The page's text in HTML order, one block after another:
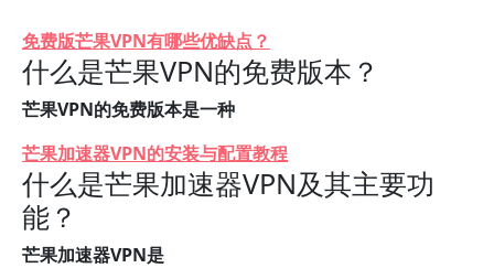
免费版芒果VPN有哪些优缺点？
什么是芒果VPN的免费版本？
芒果VPN的免费版本是一种
芒果加速器VPN的安装与配置教程
什么是芒果加速器VPN及其主要功
能？
芒果加速器VPN是